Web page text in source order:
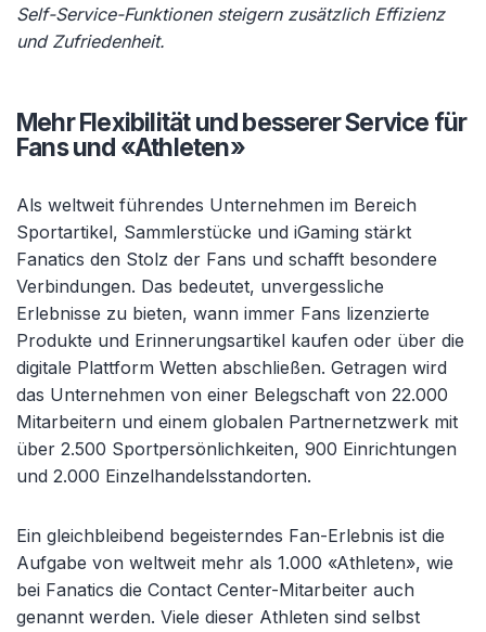
Self-Service-Funktionen steigern zusätzlich Effizienz
und Zufriedenheit.
Mehr Flexibilität und besserer Service für
Fans und «Athleten»
Als weltweit führendes Unternehmen im Bereich
Sportartikel, Sammlerstücke und iGaming stärkt
Fanatics den Stolz der Fans und schafft besondere
Verbindungen. Das bedeutet, unvergessliche
Erlebnisse zu bieten, wann immer Fans lizenzierte
Produkte und Erinnerungsartikel kaufen oder über die
digitale Plattform Wetten abschließen. Getragen wird
das Unternehmen von einer Belegschaft von 22.000
Mitarbeitern und einem globalen Partnernetzwerk mit
über 2.500 Sportpersönlichkeiten, 900 Einrichtungen
und 2.000 Einzelhandelsstandorten.
Ein gleichbleibend begeisterndes Fan-Erlebnis ist die
Aufgabe von weltweit mehr als 1.000 «Athleten», wie
bei Fanatics die Contact Center-Mitarbeiter auch
genannt werden. Viele dieser Athleten sind selbst